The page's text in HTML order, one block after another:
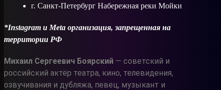
г. Санкт-Петербург Набережная реки Мойки
*Instagram и Meta организация, запрещенная на
территории РФ
Михаил Сергеевич Боярский — советский и
российский актёр театра, кино, телевидения,
озвучивания и дубляжа, певец, музыкант и